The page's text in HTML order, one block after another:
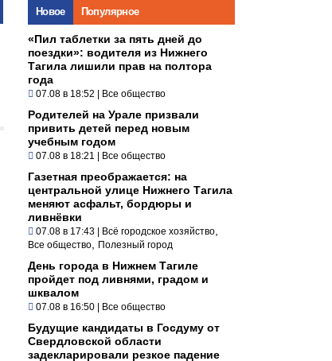
Новое Популярное
«Пил таблетки за пять дней до
поездки»: водителя из Нижнего
Тагила лишили прав на полтора
года
07.08 в 18:52 | Все общество
Родителей на Урале призвали
привить детей перед новым
учебным годом
07.08 в 18:21 | Все общество
Газетная преображается: на
центральной улице Нижнего Тагила
меняют асфальт, бордюры и
ливнёвки
07.08 в 17:43 | Всё городское хозяйство
Все общество Полезный город
День города в Нижнем Тагиле
пройдет под ливнями, градом и
шквалом
07.08 в 16:50 | Все общество
Будущие кандидаты в Госдуму от
Свердловской области
задекларировали резкое падение